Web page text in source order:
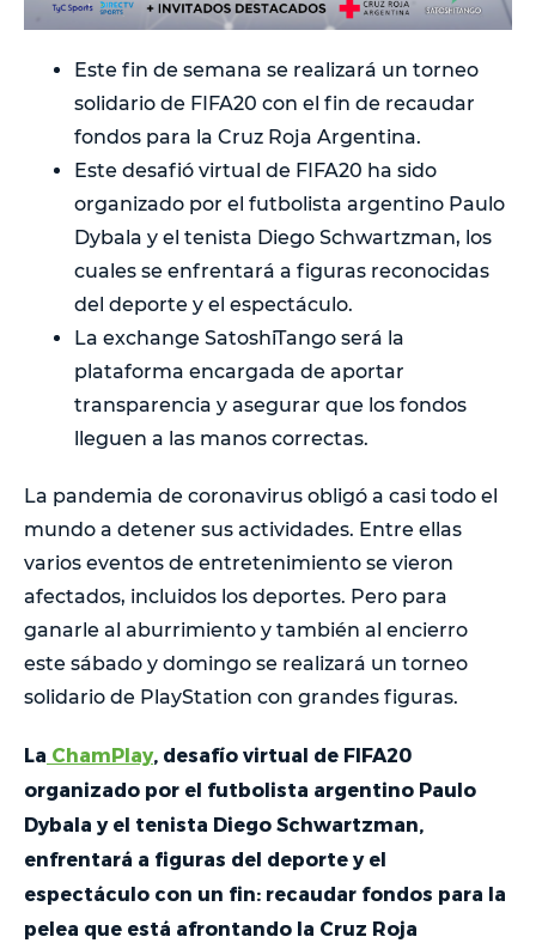
Este fin de semana se realizará un torneo
solidario de FIFA20 con el fin de recaudar
fondos para la Cruz Roja Argentina.
Este desafió virtual de FIFA20 ha sido
organizado por el futbolista argentino Paulo
Dybala y el tenista Diego Schwartzman, los
cuales se enfrentará a figuras reconocidas
del deporte y el espectáculo.
La exchange SatoshiTango será la
plataforma encargada de aportar
transparencia y asegurar que los fondos
lleguen a las manos correctas.
La pandemia de coronavirus obligó a casi todo el
mundo a detener sus actividades. Entre ellas
varios eventos de entretenimiento se vieron
afectados, incluidos los deportes. Pero para
ganarle al aburrimiento y también al encierro
este sábado y domingo se realizará un torneo
solidario de PlayStation con grandes figuras.
La ChamPlay, desafío virtual de FIFA20
organizado por el futbolista argentino Paulo
Dybala y el tenista Diego Schwartzman,
enfrentará a figuras del deporte y el
espectáculo con un fin: recaudar fondos para la
pelea que está afrontando la Cruz Roja